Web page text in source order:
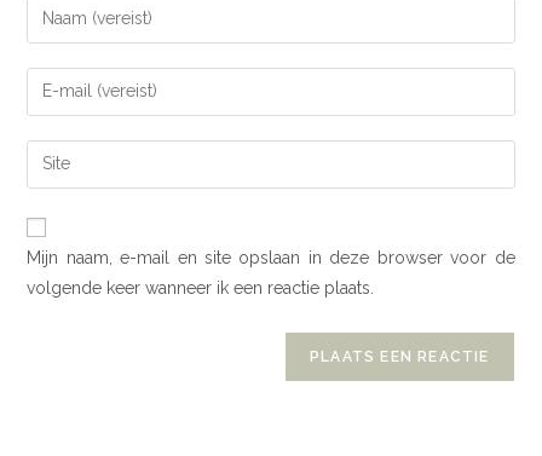
Mijn naam, e-mail en site opslaan in deze browser voor de
volgende keer wanneer ik een reactie plaats.